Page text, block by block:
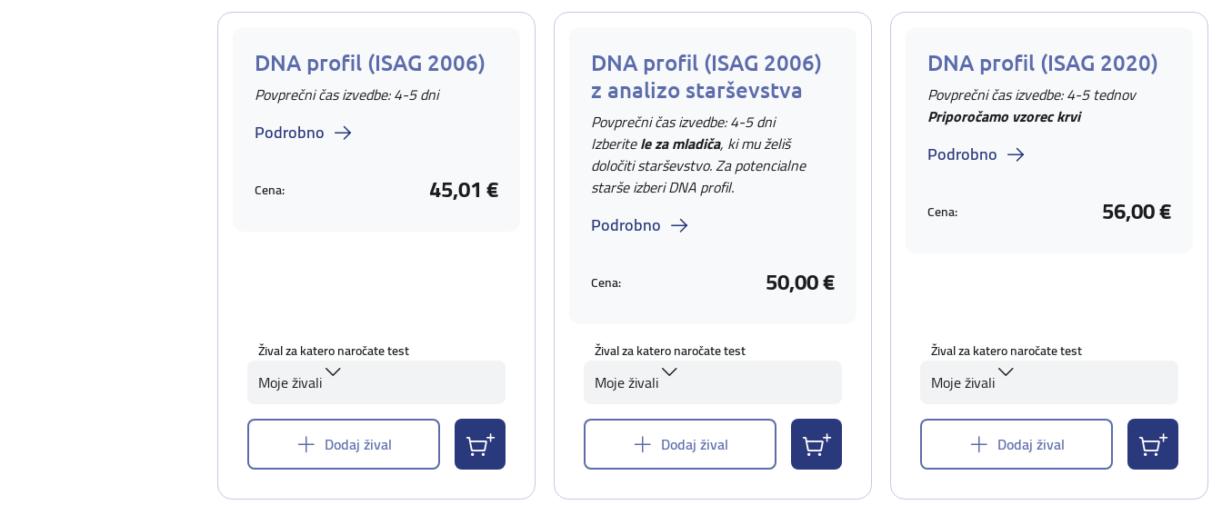
DNA profil (ISAG 2006)
Povprečni čas izvedbe: 4-5 dni
Podrobno
Cena: 45,01 €
Žival za katero naročate test
Moje živali
Dodaj žival
DNA profil (ISAG 2006)
z analizo starševstva
Povprečni čas izvedbe: 4-5 dni
Izberitele za mladiča, ki mu želiš
določiti starševstvo. Za potencialne
starše izberi DNA profil.
Podrobno
Cena: 50,00 €
Žival za katero naročate test
Moje živali
Dodaj žival
DNA profil (ISAG 2020)
Povprečni čas izvedbe: 4-5 tednov
Priporočamo vzorec krvi
Podrobno
Cena: 56,00 €
Žival za katero naročate test
Moje živali
Dodaj žival